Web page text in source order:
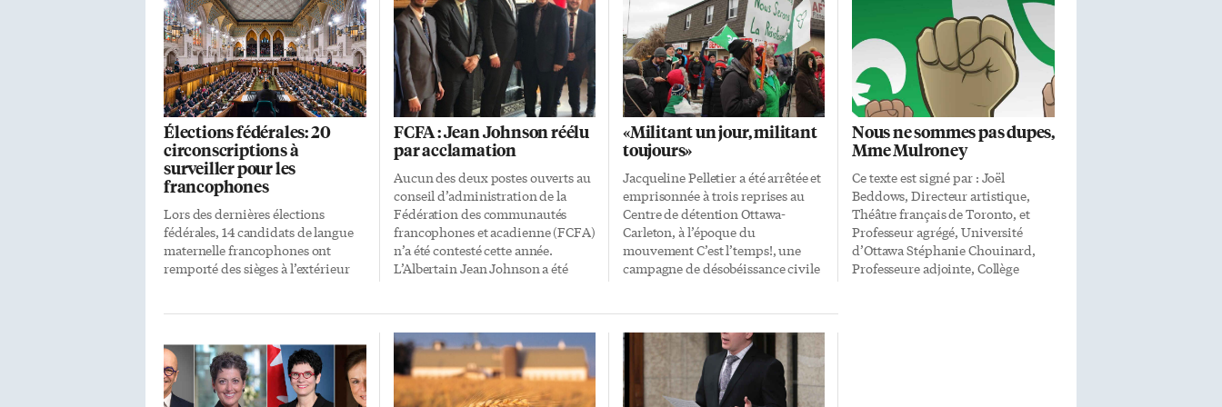
Élections fédérales: 20
circonscriptions à
surveiller pour les
francophones
Lors des dernières élections
fédérales, 14 candidats de langue
maternelle francophones ont
remporté des sièges à l’extérieur
pourrait ressembler la prochaine
délégation de députés issus des
communautés francophones à
partir d’un tour d’horizon des
FCFA : Jean Johnson réélu
par acclamation
Aucun des deux postes ouverts au
conseil d’administration de la
Fédération des communautés
francophones et acadienne (FCFA)
n’a été contesté cette année.
L’Albertain Jean Johnson a été
prochain délégué des organismes
porte-parole. L’enjeu du processus
électoral est de nouveau soulevé.
En 2017, Jean Johnson avait
«Militant un jour, militant
toujours»
Jacqueline Pelletier a été arrêtée et
emprisonnée à trois reprises au
Centre de détention Ottawa-
Carleton, à l’époque du
mouvement C’est l’temps!, une
campagne de désobéissance civile
l’ancienne éducatrice et
animatrice à TFO a rappelé à une
soirée de célébration du
militantisme organisée à Ottawa
Nous ne sommes pas dupes,
Mme Mulroney
Ce texte est signé par : Joël
Beddows, Directeur artistique,
Théâtre français de Toronto, et
Professeur agrégé, Université
d’Ottawa Stéphanie Chouinard,
Professeure adjointe, Collège